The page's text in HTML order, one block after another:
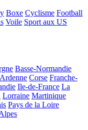
Boxe Cyclisme Football
Voile Sport aux US
Basse-Normandie
Corse Franche-
Ile-de-France La
Lorraine Martinique
Pays de la Loire